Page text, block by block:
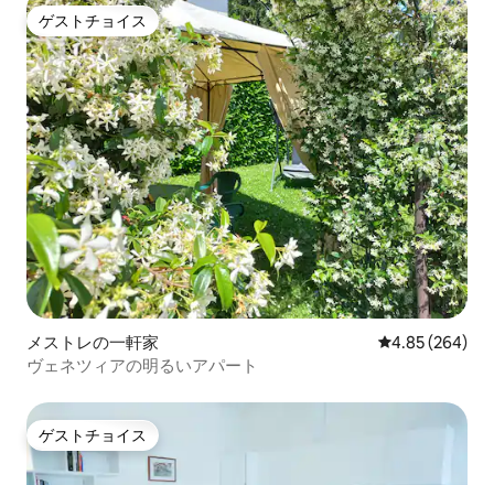
ゲストチョイス
ゲストチョイス
メストレの一軒家 レビュー264
4.85 (264)
ヴェネツィアの明るいアパート
ゲストチョイス
ゲストチョイス